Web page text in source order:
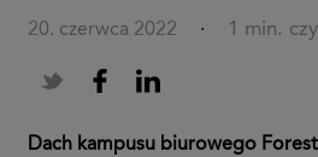
20. czerwca 2022 · 1 min.
Dach kampusu biurowego